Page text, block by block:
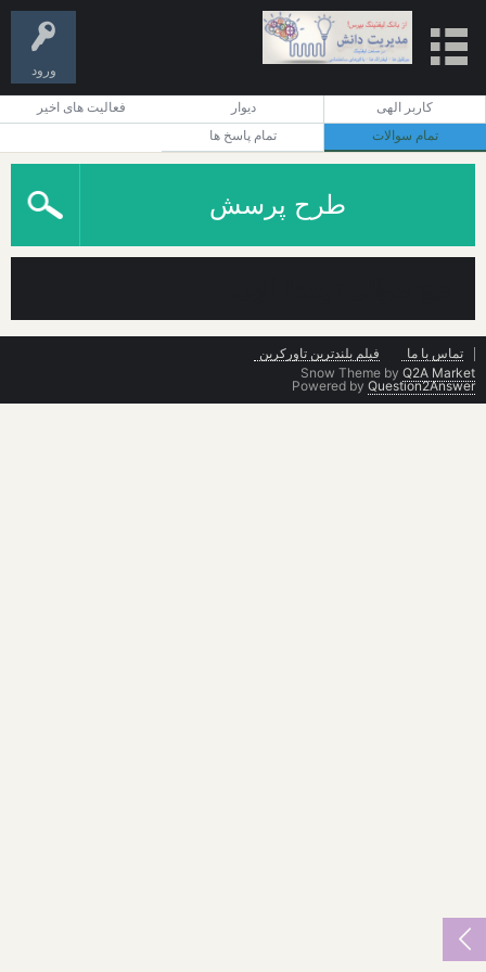
ورود
کاربر الهی دیوار
فعالیت های اخیر
تمام سوالات
تمام پاسخ ها
طرح پرسش
تماس با ما
فیلم بلندترین تاورکرین
Snow Theme by Q2A Market
Powered by Question2Answer